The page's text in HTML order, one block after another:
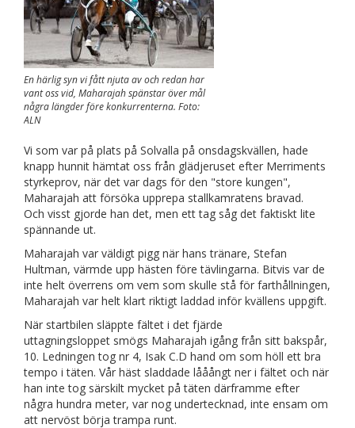
En härlig syn vi fått njuta av och redan har
vant oss vid, Maharajah spänstar över mål
några längder före konkurrenterna. Foto:
ALN
Vi som var på plats på Solvalla på onsdagskvällen, hade
knapp hunnit hämtat oss från glädjeruset efter Merriments
styrkeprov, när det var dags för den "store kungen",
Maharajah att försöka upprepa stallkamratens bravad.
Och visst gjorde han det, men ett tag såg det faktiskt lite
spännande ut.
Maharajah var väldigt pigg när hans tränare, Stefan
Hultman, värmde upp hästen före tävlingarna. Bitvis var de
inte helt överrens om vem som skulle stå för farthållningen,
Maharajah var helt klart riktigt laddad inför kvällens uppgift.
När startbilen släppte fältet i det fjärde
uttagningsloppet smögs Maharajah igång från sitt bakspår,
10. Ledningen tog nr 4, Isak C.D hand om som höll ett bra
tempo i täten. Vår häst sladdade lååångt ner i fältet och när
han inte tog särskilt mycket på täten därframme efter
några hundra meter, var nog undertecknad, inte ensam om
att nervöst börja trampa runt.